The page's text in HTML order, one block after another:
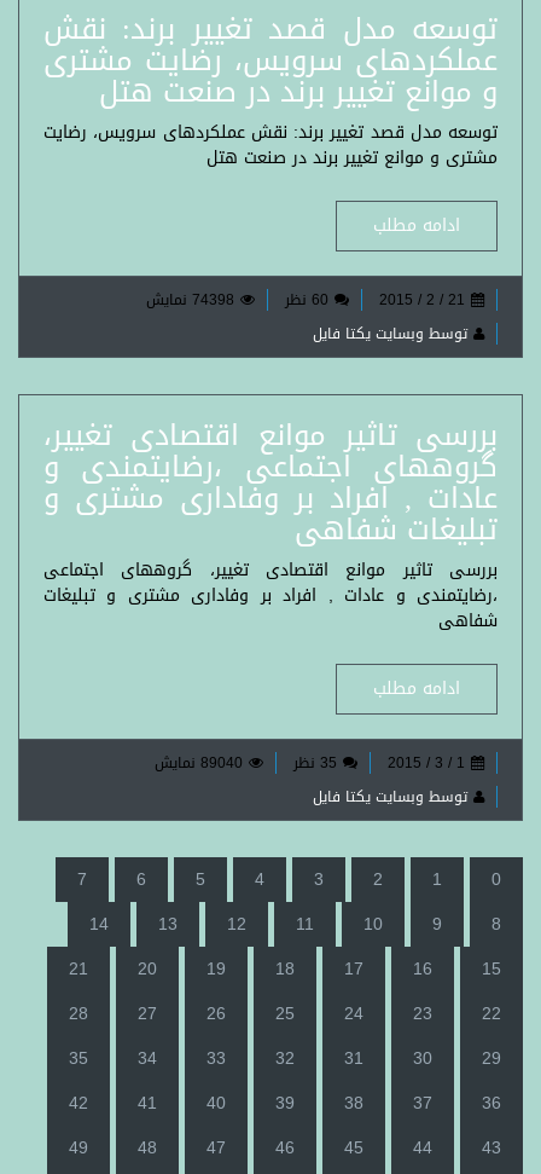
توسعه مدل قصد تغییر برند: نقش
عملکردهای سرویس، رضایت مشتری
و موانع تغییر برند در صنعت هتل
توسعه مدل قصد تغییر برند: نقش عملکردهای سرویس، رضایت
مشتری و موانع تغییر برند در صنعت هتل
ادامه مطلب
21 / 2 / 2015 60 نظر
74398 نمایش
توسط وبسایت یکتا فایل
بررسی تاثیر موانع اقتصادی تغییر،
گروههای اجتماعی ،رضایتمندی و
عادات , افراد بر وفاداری مشتری و
تبلیغات شفاهی
بررسی تاثیر موانع اقتصادی تغییر، گروههای اجتماعی
،رضایتمندی و عادات , افراد بر وفاداری مشتری و تبلیغات
شفاهی
ادامه مطلب
1 / 3 / 2015 35 نظر
89040 نمایش
توسط وبسایت یکتا فایل
0
1
2
3
4
5
6
7
8
9
10
11
12
13
14
15
16
17
18
19
20
21
22
23
24
25
26
27
28
29
30
31
32
33
34
35
36
37
38
39
40
41
42
43
44
45
46
47
48
49